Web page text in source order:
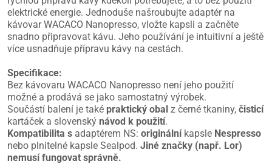
elektrické energie. Jednoduše našroubujte adaptér na
kávovar WACACO Nanopresso, vložte kapsli a začněte
snadno připravovat kávu. Jeho používání je intuitivní a ještě
více usnadňuje přípravu kávy na cestách.
Specifikace:
Bez kávovaru WACACO Nanopresso není jeho použití
možné a prodává se jako samostatný výrobek.
Součástí balení je také praktický obal z černé tkaniny, čisticí
kartáček a slovenský návod k použití.
Kompatibilita s adaptérem NS: originálníkapsle Nespresso
nebo plnitelné kapsle Sealpod. Jiné značky (např. Lor)
nemusí fungovat správně.